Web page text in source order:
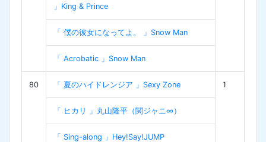
」King & Prince
「 僕の彼女になってよ。 」Snow Man
「 Acrobatic 」Snow Man
80 「 夏のハイドレンジア 」Sexy Zone 1
「 ヒカリ 」丸山隆平（関ジャニ∞）
「 Sing-along 」Hey!Say!JUMP